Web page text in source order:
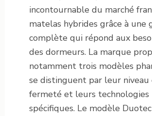
incontournable du marché
matelas hybrides grâce à une
complète qui répond aux
des dormeurs. La marque
notamment trois modèles
se distinguent par leur niveau
fermeté et leurs technologies
spécifiques. Le modèle